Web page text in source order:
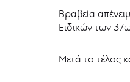
Βραβεία
Ειδικών των
Μετά το τέλος